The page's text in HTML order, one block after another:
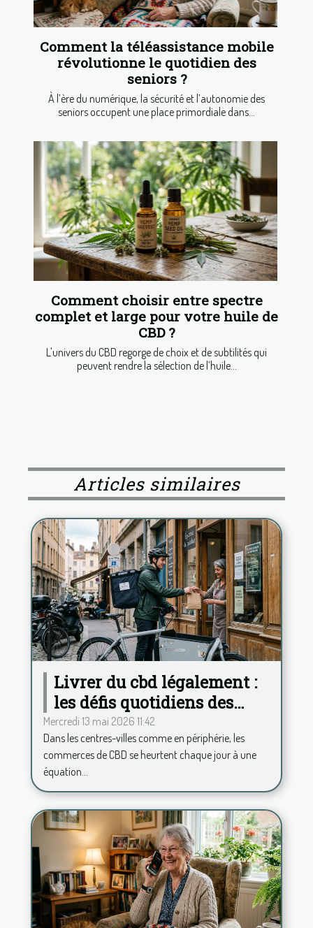
Comment la téléassistance mobile
révolutionne le quotidien des
seniors ?
À l’ère du numérique, la sécurité et l’autonomie des
seniors occupent une place primordiale dans...
Comment choisir entre spectre
complet et large pour votre huile de
CBD ?
L'univers du CBD regorge de choix et de subtilités qui
peuvent rendre la sélection de l’huile...
Articles similaires
Livrer du cbd légalement :
les défis quotidiens des
commerces français
Mercredi 13 mai 2026 11:42
Dans les centres-villes comme en périphérie, les
commerces de CBD se heurtent chaque jour à une
équation...